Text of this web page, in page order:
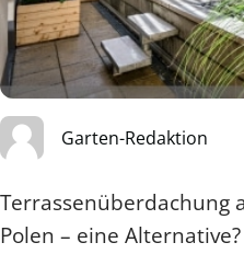
Garten-Redaktion
Terrassenüberdachung
Polen – eine Alternative?